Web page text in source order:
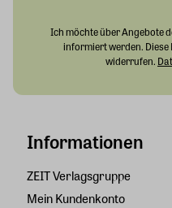
Informationen
ZEIT Verlagsgruppe
Mein Kundenkonto
Ich möchte über Angebote
informiert werden.
widerrufen.